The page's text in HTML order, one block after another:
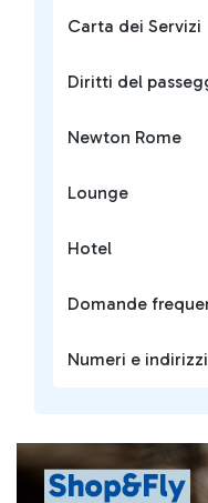
Carta dei Servizi
Diritti del
Newton Rome
Lounge
Hotel
Domande
Numeri e